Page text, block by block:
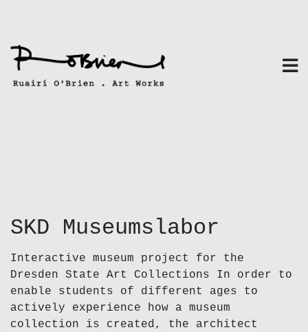
to
content
SKD Museumslabor
Interactive museum project for the
Dresden State Art Collections In order to
enable students of different ages to
actively experience how a museum
collection is created, the architect